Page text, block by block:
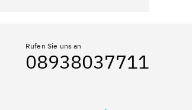
Rufen Sie uns an
08938037711